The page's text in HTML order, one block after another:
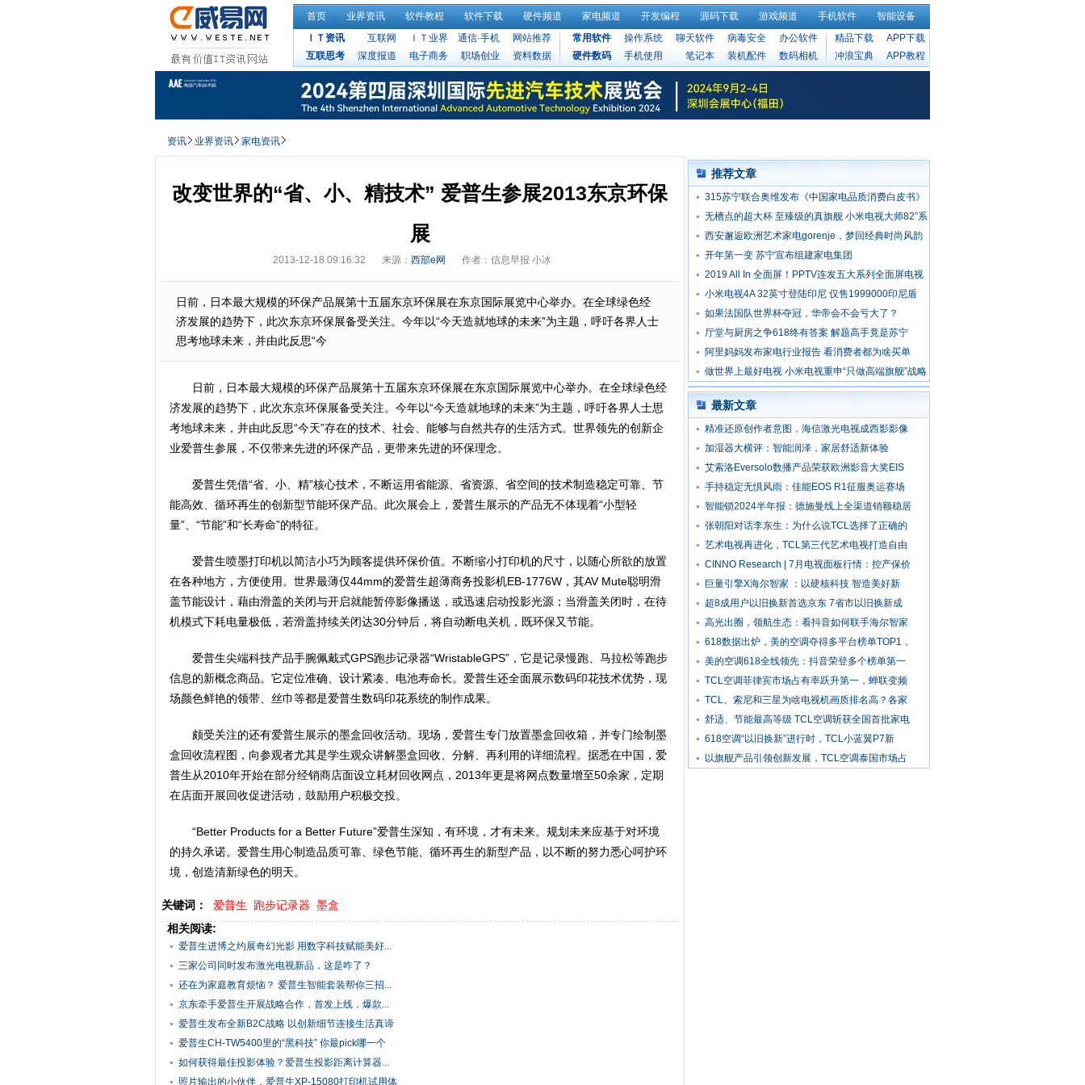
首页 业界资讯 软件教程 软件下载 硬件频道 家电频道 开发编程 源码下载 游戏频道 手机软件
智能设备
ＩＴ资讯
互联网 ＩＴ业界 通信·手机
网站推荐
互联思考
深度报道 电子商务 职场创业 资料数据
常用软件 操作系统 聊天软件 病毒安全
办公软件
硬件数码
手机使用 笔记本 装机配件 数码相机
精品下载
APP下载
冲浪宝典
APP教程
资讯 业界资讯 家电资讯
改变世界的“省、小、精技术” 爱普生参展2013东京环保
展
2013-12-18 09:16:32 来源： 西部e网 作者：信息早报 小冰
日前，日本最大规模的环保产品展第十五届东京环保展在东京国际展览中心举办。在全球绿色经
济发展的趋势下，此次东京环保展备受关注。今年以“今天造就地球的未来”为主题，呼吁各界人士
思考地球未来，并由此反思“今
日前，日本最大规模的环保产品展第十五届东京环保展在东京国际展览中心举办。在全球绿色经
济发展的趋势下，此次东京环保展备受关注。今年以“今天造就地球的未来”为主题，呼吁各界人士思
考地球未来，并由此反思“今天”存在的技术、社会、能够与自然共存的生活方式。世界领先的创新企
业爱普生参展，不仅带来先进的环保产品，更带来先进的环保理念。
爱普生凭借“省、小、精”核心技术，不断运用省能源、省资源、省空间的技术制造稳定可靠、节
能高效、循环再生的创新型节能环保产品。此次展会上，爱普生展示的产品无不体现着“小型轻
量”、“节能”和“长寿命”的特征。
爱普生喷墨打印机以简洁小巧为顾客提供环保价值。不断缩小打印机的尺寸，以随心所欲的放置
在各种地方，方便使用。世界最薄仅44mm的爱普生超薄商务投影机EB-1776W，其AV Mute聪明滑
盖节能设计，藉由滑盖的关闭与开启就能暂停影像播送，或迅速启动投影光源；当滑盖关闭时，在待
机模式下耗电量极低，若滑盖持续关闭达30分钟后，将自动断电关机，既环保又节能。
爱普生尖端科技产品手腕佩戴式GPS跑步记录器“WristableGPS”，它是记录慢跑、马拉松等跑步
信息的新概念商品。它定位准确、设计紧凑、电池寿命长。爱普生还全面展示数码印花技术优势，现
场颜色鲜艳的领带、丝巾等都是爱普生数码印花系统的制作成果。
颇受关注的还有爱普生展示的墨盒回收活动。现场，爱普生专门放置墨盒回收箱，并专门绘制墨
盒回收流程图，向参观者尤其是学生观众讲解墨盒回收、分解、再利用的详细流程。据悉在中国，爱
普生从2010年开始在部分经销商店面设立耗材回收网点，2013年更是将网点数量增至50余家，定期
在店面开展回收促进活动，鼓励用户积极交投。
“Better Products for a Better Future”爱普生深知，有环境，才有未来。规划未来应基于对环境
的持久承诺。爱普生用心制造品质可靠、绿色节能、循环再生的新型产品，以不断的努力悉心呵护环
境，创造清新绿色的明天。
关键词： 爱普生 跑步记录器 墨盒
相关阅读:
爱普生进博之约展奇幻光影 用数字科技赋能美好...
三家公司同时发布激光电视新品，这是咋了？
还在为家庭教育烦恼？ 爱普生智能套装帮你三招...
京东牵手爱普生开展战略合作，首发上线，爆款...
爱普生发布全新B2C战略 以创新细节连接生活真谛
爱普生CH-TW5400里的“黑科技” 你最pick哪一个
如何获得最佳投影体验？爱普生投影距离计算器...
照片输出的小伙伴，爱普生XP-15080打印机试用体
推荐文章
315苏宁联合奥维发布《中国家电品质消费白皮书》
无槽点的超大杯 至臻级的真旗舰 小米电视大师82”系
列发布9999元
西安邂逅欧洲艺术家电gorenje，梦回经典时尚风韵
开年第一变 苏宁宣布组建家电集团
2019 All In 全面屏！PPTV连发五大系列全面屏电视
小米电视4A 32英寸登陆印尼 仅售1999000印尼盾
如果法国队世界杯夺冠，华帝会不会亏大了？
厅堂与厨房之争618终有答案 解题高手竟是苏宁
阿里妈妈发布家电行业报告 看消费者都为啥买单
做世界上最好电视 小米电视重申“只做高端旗舰”战略
定位
最新文章
精准还原创作者意图，海信激光电视成西影影像
加湿器大横评：智能润泽，家居舒适新体验
艾索洛Eversolo数播产品荣获欧洲影音大奖EIS
手持稳定无惧风雨：佳能EOS R1征服奥运赛场
智能锁2024半年报：德施曼线上全渠道销额稳居
张朝阳对话李东生：为什么说TCL选择了正确的
艺术电视再进化，TCL第三代艺术电视打造自由
CINNO Research | 7月电视面板行情：控产保价
巨量引擎X海尔智家 ：以硬核科技 智造美好新
超8成用户以旧换新首选京东 7省市以旧换新成
高光出圈，领航生态：看抖音如何联手海尔智家
618数据出炉，美的空调夺得多平台榜单TOP1，
美的空调618全线领先：抖音荣登多个榜单第一
TCL空调菲律宾市场占有率跃升第一，蝉联变频
TCL、索尼和三星为啥电视机画质排名高？各家
舒适、节能最高等级 TCL空调斩获全国首批家电
618空调“以旧换新”进行时，TCL小蓝翼P7新
以旗舰产品引领创新发展，TCL空调泰国市场占